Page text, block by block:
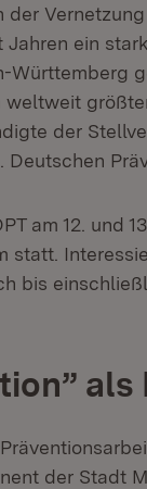
Fenster)
Jahren ein
Württemberg
der
am 12. und
statt.
bis
der Stadt